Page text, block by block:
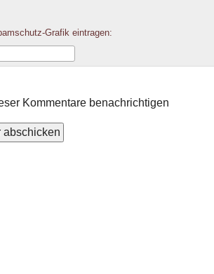
Grafik eintragen:
Kommentare benachrichtigen